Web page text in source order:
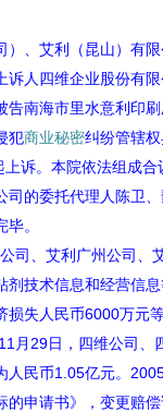
、艾利（昆山）有限
人四维企业股份有
南海市里水意利印
犯商业秘密纠纷管辖
诉。本院依法组成合
司的委托代理人陈卫
。
司、艾利广州公司、
剂技术信息和经营信
损失人民币6000万元等
11 月 29日，四维公司、
人民币1.05亿元。
申请书》，变更赔